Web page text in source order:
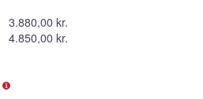
3.880,00 kr.
4.850,00 kr.